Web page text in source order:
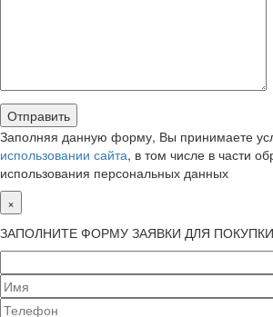
Заполняя данную форму, Вы принимаете
использовании сайта, в том числе в части
использования персональных данных
×
ЗАПОЛНИТЕ ФОРМУ ЗАЯВКИ ДЛЯ